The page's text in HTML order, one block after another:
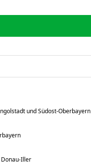
und Südost-Oberbayern
Iller